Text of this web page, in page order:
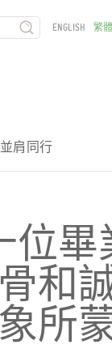
並肩同行
ENGLISH 繁體
位畢
和
所